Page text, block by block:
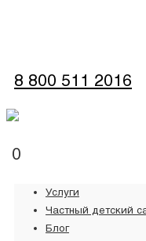
8 800 511 2016
0
Услуги
Частный детский
Блог